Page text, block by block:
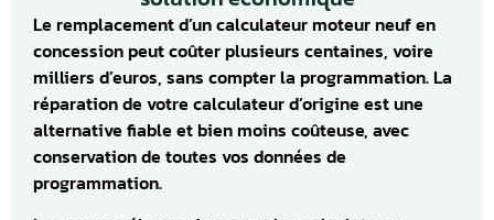
Le remplacement d’un calculateur moteur neuf en
concession peut coûter plusieurs centaines, voire
milliers d’euros, sans compter la programmation. La
réparation de votre calculateur d’origine est une
alternative fiable et bien moins coûteuse, avec
conservation de toutes vos données de
programmation.